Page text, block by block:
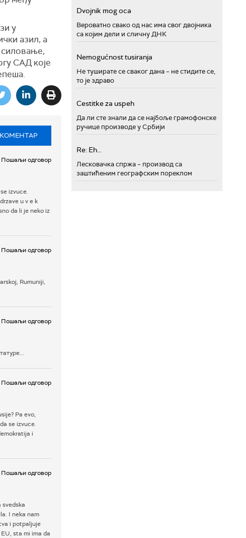
у
азил, а
САД које
Пошаљи одговор
izvuce.
u v e k
da li je neko iz
Пошаљи одговор
Rumuniji,
Пошаљи одговор
Пошаљи одговор
Pa evo,
se izvuce.
i
Пошаљи одговор
I neka nam
i potpaljuje
sta mi ima da
Dvojnik mog oca
Вероватно свако од нас има свог двојника
са којим дели и сличну ДНК
Nemogućnost tusiranja
Не туширате се сваког дана – не стидите се,
то је здраво
Cestitke za uspeh
Да ли сте знали да се најбоље грамофонске
ручице производе у Србији
Re: Eh...
Лесковачка спржа – производ са
заштићеним географским пореклом